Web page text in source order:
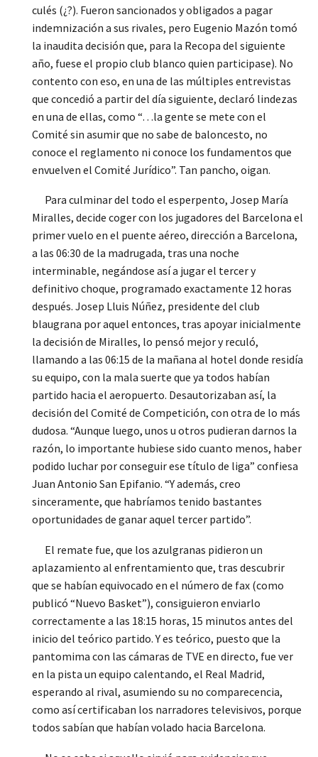
culés (¿?). Fueron sancionados y obligados a pagar
indemnización a sus rivales, pero Eugenio Mazón tomó
la inaudita decisión que, para la Recopa del siguiente
año, fuese el propio club blanco quien participase). No
contento con eso, en una de las múltiples entrevistas
que concedió a partir del día siguiente, declaró lindezas
en una de ellas, como “…la gente se mete con el
Comité sin asumir que no sabe de baloncesto, no
conoce el reglamento ni conoce los fundamentos que
envuelven el Comité Jurídico”. Tan pancho, oigan.
Para culminar del todo el esperpento, Josep María
Miralles, decide coger con los jugadores del Barcelona el
primer vuelo en el puente aéreo, dirección a Barcelona,
a las 06:30 de la madrugada, tras una noche
interminable, negándose así a jugar el tercer y
definitivo choque, programado exactamente 12 horas
después. Josep Lluis Núñez, presidente del club
blaugrana por aquel entonces, tras apoyar inicialmente
la decisión de Miralles, lo pensó mejor y reculó,
llamando a las 06:15 de la mañana al hotel donde residía
su equipo, con la mala suerte que ya todos habían
partido hacia el aeropuerto. Desautorizaban así, la
decisión del Comité de Competición, con otra de lo más
dudosa. “Aunque luego, unos u otros pudieran darnos la
razón, lo importante hubiese sido cuanto menos, haber
podido luchar por conseguir ese título de liga” confiesa
Juan Antonio San Epifanio. “Y además, creo
sinceramente, que habríamos tenido bastantes
oportunidades de ganar aquel tercer partido”.
El remate fue, que los azulgranas pidieron un
aplazamiento al enfrentamiento que, tras descubrir
que se habían equivocado en el número de fax (como
publicó “Nuevo Basket”), consiguieron enviarlo
correctamente a las 18:15 horas, 15 minutos antes del
inicio del teórico partido. Y es teórico, puesto que la
pantomima con las cámaras de TVE en directo, fue ver
en la pista un equipo calentando, el Real Madrid,
esperando al rival, asumiendo su no comparecencia,
como así certificaban los narradores televisivos, porque
todos sabían que habían volado hacia Barcelona.